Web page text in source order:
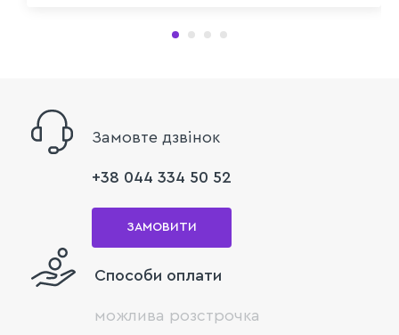
Замовте дзвінок
+38 044 334 50 52
ЗАМОВИТИ
Способи оплати
можлива розстрочка